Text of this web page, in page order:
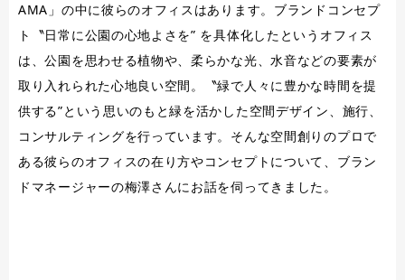
AMA」の中に彼らのオフィスはあります。ブランドコンセプ
ト〝日常に公園の心地よさを” を具体化したというオフィス
は、公園を思わせる植物や、柔らかな光、水音などの要素が
取り入れられた心地良い空間。〝緑で人々に豊かな時間を提
供する”という思いのもと緑を活かした空間デザイン、施行、
コンサルティングを行っています。そんな空間創りのプロで
ある彼らのオフィスの在り方やコンセプトについて、ブラン
ドマネージャーの梅澤さんにお話を伺ってきました。